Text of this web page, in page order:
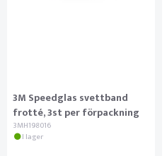
3M Speedglas svettband
frotté, 3st per förpackning
3MH198016
I lager